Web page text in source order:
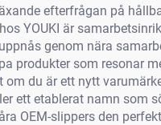
efterfrågan på
YOUKI är
genom nära
produkter som resonar
om du är ett nytt
ett etablerat namn som
OEM-slippers den